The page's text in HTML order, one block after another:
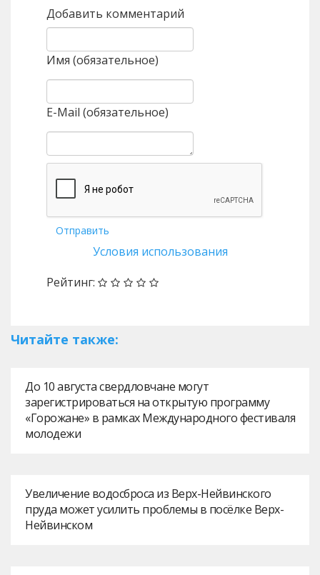
Добавить комментарий
Имя (обязательное)
E-Mail (обязательное)
Отправить
Условия использования
Рейтинг:
Читайте также:
До 10 августа свердловчане могут
зарегистрироваться на открытую программу
«Горожане» в рамках Международного фестиваля
молодежи
Увеличение водосброса из Верх-Нейвинского
пруда может усилить проблемы в посёлке Верх-
Нейвинском